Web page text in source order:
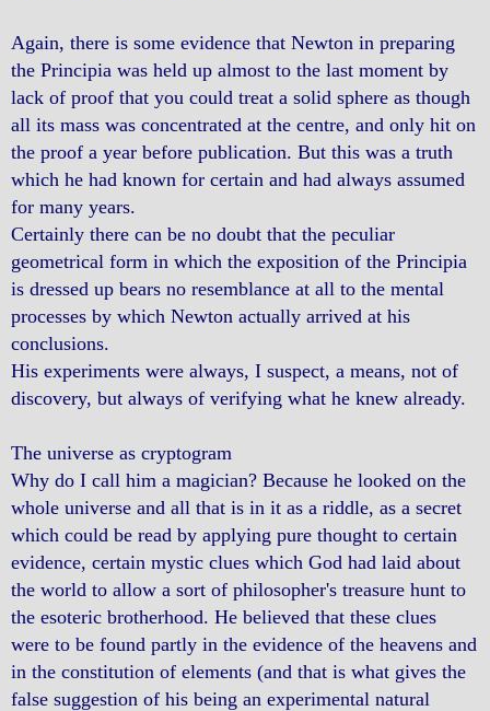
Again, there is some evidence that Newton in preparing
the Principia was held up almost to the last moment by
lack of proof that you could treat a solid sphere as though
all its mass was concentrated at the centre, and only hit on
the proof a year before publication. But this was a truth
which he had known for certain and had always assumed
for many years.
Certainly there can be no doubt that the peculiar
geometrical form in which the exposition of the Principia
is dressed up bears no resemblance at all to the mental
processes by which Newton actually arrived at his
conclusions.
His experiments were always, I suspect, a means, not of
discovery, but always of verifying what he knew already.
The universe as cryptogram
Why do I call him a magician? Because he looked on the
whole universe and all that is in it as a riddle, as a secret
which could be read by applying pure thought to certain
evidence, certain mystic clues which God had laid about
the world to allow a sort of philosopher's treasure hunt to
the esoteric brotherhood. He believed that these clues
were to be found partly in the evidence of the heavens and
in the constitution of elements (and that is what gives the
false suggestion of his being an experimental natural